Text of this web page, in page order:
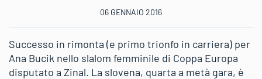
06 GENNAIO 2016
Successo in rimonta (e primo trionfo in carriera) per
Ana Bucik nello slalom femminile di Coppa Europa
disputato a Zinal. La slovena, quarta a metà gara, è